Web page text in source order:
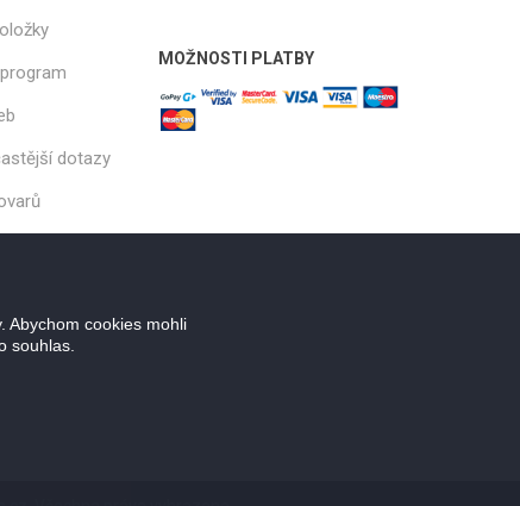
dotazy
MOŽNOSTI PLATBY
Abychom cookies mohli
souhlas.